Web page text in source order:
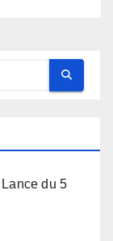
du 5